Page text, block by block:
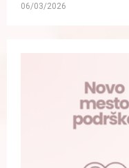
06/03/2026